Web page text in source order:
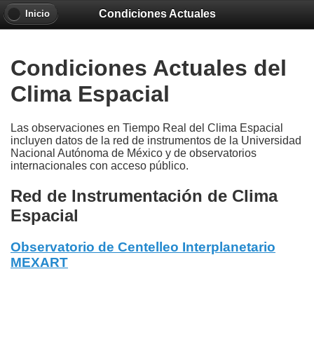
Condiciones Actuales
Inicio
Condiciones Actuales del
Clima Espacial
Las observaciones en Tiempo Real del Clima Espacial
incluyen datos de la red de instrumentos de la Universidad
Nacional Autónoma de México y de observatorios
internacionales con acceso público.
Red de Instrumentación de Clima
Espacial
Observatorio de Centelleo Interplanetario
MEXART